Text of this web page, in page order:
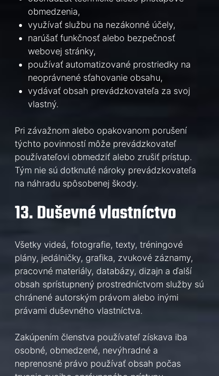
obmedzenia,
využívať službu na nezákonné účely,
narúšať funkčnosť alebo bezpečnosť
webovej stránky,
používať automatizované prostriedky na
neoprávnené sťahovanie obsahu,
vydávať obsah prevádzkovateľa za svoj
vlastný.
Pri závažnom alebo opakovanom porušení
týchto povinností môže prevádzkovateľ
používateľovi obmedziť alebo zrušiť prístup.
Tým nie sú dotknuté nároky prevádzkovateľa
na náhradu spôsobenej škody.
13. Duševné vlastníctvo
Všetky videá, fotografie, texty, tréningové
plány, jedálničky, grafika, zvukové záznamy,
pracovné materiály, databázy, dizajn a ďalší
obsah sprístupnený prostredníctvom služby sú
chránené autorským právom alebo inými
právami duševného vlastníctva.
Zakúpením členstva používateľ získava iba
osobné, obmedzené, nevýhradné a
neprenosné právo používať obsah počas